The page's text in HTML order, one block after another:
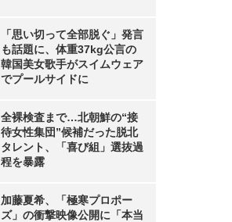
「思い切って全部脱ぐ」発言
も話題に、体重37kg公言の
韓国美女歌手がスイムウェア
でプールサイドに
全裸検査まで…北朝鮮の“接
待女性集団”候補だった脱北
タレント、「喜び組」選抜過
程を暴露
加藤夏希、「極寒プロポー
ズ」の衝撃映像公開に「本当